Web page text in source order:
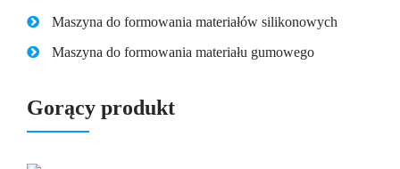
Maszyna do formowania materiałów silikonowych
Maszyna do formowania materiału gumowego
Gorący produkt